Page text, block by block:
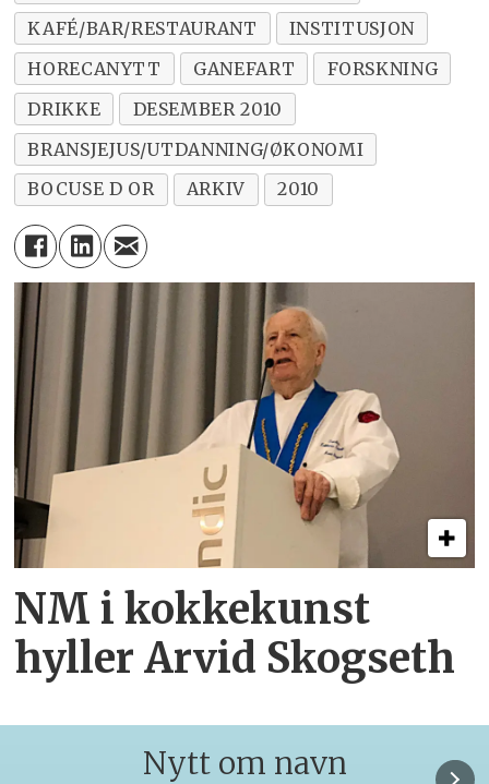
KAFÉ/BAR/RESTAURANT
INSTITUSJON
HORECANYTT
GANEFART
FORSKNING
DRIKKE
DESEMBER 2010
BRANSJEJUS/UTDANNING/ØKONOMI
BOCUSE D OR
ARKIV 2010
NM i kokkekunst
hyller Arvid Skogseth
Nytt om navn